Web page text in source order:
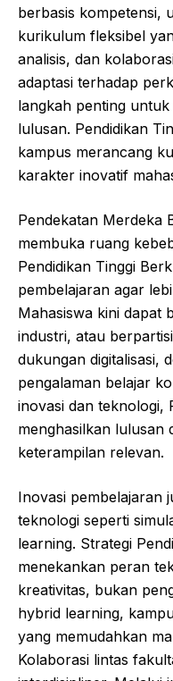
berbasis kompetensi,
kurikulum fleksibel
analisis, dan
adaptasi terhadap
langkah penting
lulusan. Pendidikan
kampus merancang
karakter inovatif
Pendekatan Merdeka
membuka ruang
Pendidikan Tinggi
pembelajaran agar
Mahasiswa kini dapat
industri, atau
dukungan digitalisasi,
pengalaman belajar
inovasi dan teknologi,
menghasilkan lulusan
keterampilan relevan.
Inovasi pembelajaran
teknologi seperti
learning. Strategi
menekankan peran
kreativitas, bukan
hybrid learning,
yang memudahkan
Kolaborasi lintas